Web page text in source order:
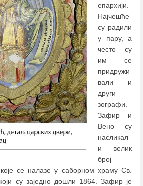
епархији.
Најчешће
су радили
у пару, а
често су
им се
придружи
вали и
други
зографи.
Зафир и
Вено су
насликал
и велик
број
се налазе у саборном храму Св.
су заједно дошли 1864. Зафир је